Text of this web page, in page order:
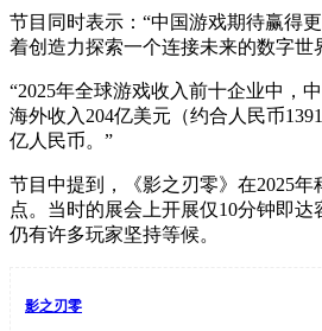
节目同时表示：“中国游戏期待赢得
着创造力探索一个连接未来的数字世
“2025年全球游戏收入前十企业中，
海外收入204亿美元（约合人民币
亿人民币。”
节目中提到，《影之刃零》在2025
点。当时的展会上开展仅10分钟即达
仍有许多玩家坚持等候。
影之刃零